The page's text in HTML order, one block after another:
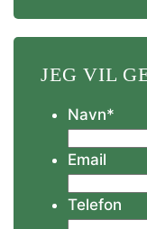
JEG VIL
Navn*
Email
Telefon